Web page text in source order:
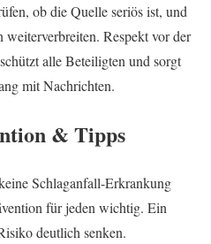
ob die Quelle seriös ist, und
Respekt vor der
alle Beteiligten und sorgt
mit Nachrichten.
& Tipps
Schlaganfall-Erkrankung
für jeden wichtig. Ein
deutlich senken.